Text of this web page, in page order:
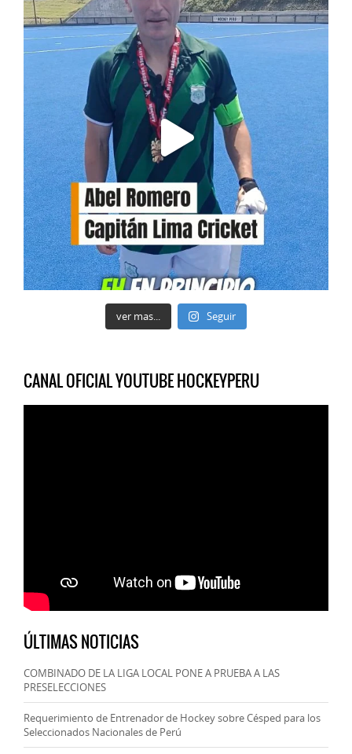
ver mas... Seguir
CANAL OFICIAL YOUTUBE HOCKEYPERU
ÚLTIMAS NOTICIAS
COMBINADO DE LA LIGA LOCAL PONE A PRUEBA A LAS
PRESELECCIONES
Requerimiento de Entrenador de Hockey sobre Césped para los
Seleccionados Nacionales de Perú